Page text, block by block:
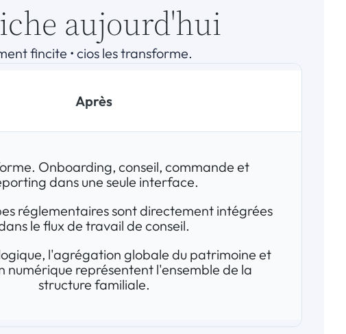
aujourd'hui
fincite • cios les transforme.
Après
Onboarding, conseil, commande et
dans une seule interface.
réglementaires sont directement intégrées
le flux de travail de conseil.
l'agrégation globale du patrimoine et
numérique représentent l'ensemble de la
structure familiale.